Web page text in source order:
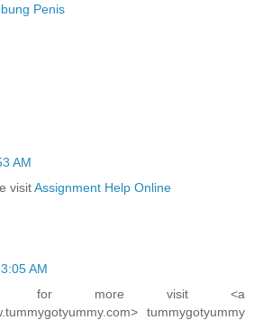
Penis
AM
visitAssignment Help Online
3:05 AM
for more visit <a
tummygotyummy